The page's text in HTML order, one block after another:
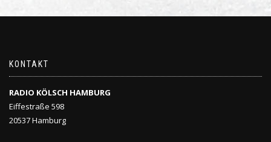
KONTAKT
RADIO KÖLSCH HAMBURG
Eiffestraße 598
20537 Hamburg